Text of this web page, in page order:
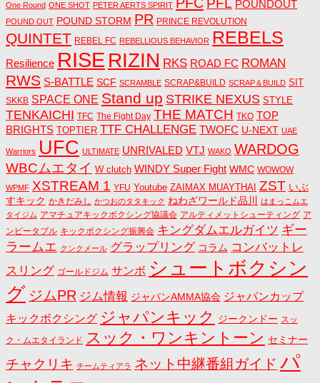
One Round ONE SHOT PETER AERTS SPIRIT POUNDOUT
POUND OUT POUND STORM PR PRINCE REVOLUTION
QUINTET REBEL FC REBELLIOUS BEHAVIOR REBELS
Resilience RISE RIZIN RKS ROAD FC ROMAN
RWS S-BATTLE SCF SCRAMBLE SCRAP&BUILD SCRAP＆BUILD SIT
SKKB SPACE ONE Stand up STRIKE NEXUS STYLE
TENKAICHI TFC The Fight Day THE MATCH TKO TOP
BRIGHTS TOPTIER TTF CHALLENGE TWOFC U-NEXT UAE
Warriors UFC ULTIMATE UNRIVALED VTJ WAKO WARDOG
WBCムエタイ W clutch WINDY Super Fight WMC WOWOW
WPMF XSTREAM 1 YFU Youtube ZAIMAX MUAYTHAI ZST いぶ
すキック かきだみし かつおのタタキック ねわざワールド品川
はまっこムエ
タイジム アマチュアキックボクシング協議会 アルティメットシューティング ア
ンビータブル キックボクシング振興会 キングダムエルガイツ ギー
ラームエ クンクメール グラップリング コラム コンバットレ
スリング ゴールドジム サンボ シュートボクシン
グ ジムPR ジム情報 ジャパンAMMA協会 ジャパンカップ
キックボクシング ジャパンキック ジークンドー スッ
ク・ムエタイランド スック・ワンキントーン セミナー
チャクリキ チームティアラ ネット中継番組ガイド パ